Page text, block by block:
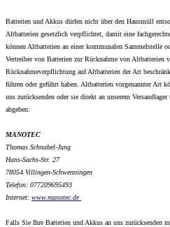
Batterien und Akkus dürfen nicht über den Hausmüll
Altbatterien gesetzlich verpflichtet, damit eine
können Altbatterien an einer kommunalen Sammelstelle
Vertreiber von Batterien zur Rücknahme von Altbatterien
Rücknahmeverpflichtung auf Altbatterien der Art
führen oder geführt haben. Altbatterien vorgenannter Art
uns zurücksenden oder sie direkt an unserem
abgeben:
MANOTEC
Thomas Schnabel-Jung
Hans-Sachs-Str. 27
78054 Villingen-Schwenningen
Telefon: 077209695493
Internet: www.manotec.de
Falls Sie Ihre Batterien und Akkus an uns zurücksenden